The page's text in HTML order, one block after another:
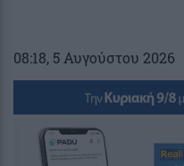
08:18, 5 Αυγούστου 2026